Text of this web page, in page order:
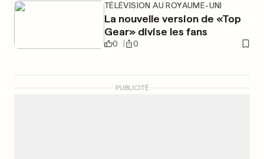
TÉLÉVISION AU ROYAUME-UNI
La nouvelle version de «Top
Gear» divise les fans
0 0
PUBLICITÉ